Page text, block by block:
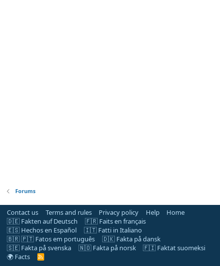
Forums
Contact us Terms and rules Privacy policy Help
Home
🇩🇪 Fakten auf Deutsch
🇫🇷 Faits en français
🇪🇸 Hechos en Español
🇮🇹 Fatti in Italiano
🇧🇷 🇵🇹 Fatos em português
🇩🇰 Fakta på dansk
🇸🇪 Fakta på svenska
🇳🇴 Fakta på norsk
🇫🇮 Faktat suomeksi
🌍 Facts
R